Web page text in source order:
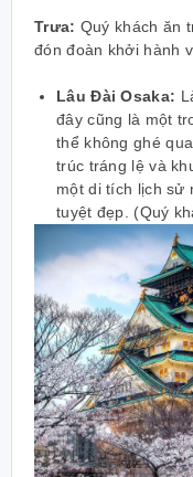
Trưa: Quý khách ăn
đón đoàn khởi hành
Lâu Đài Osaka:
đây cũng là một
thể không ghé
trúc tráng lệ và
một di tích lịch sử
tuyệt đẹp. (Quý